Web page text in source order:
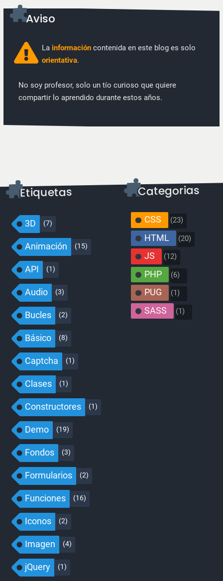
Aviso
La informacióncontenida en este blog es solo
orientativa.
No soy profesor, solo un tío curioso que quiere
compartir lo aprendido durante estos años.
3D (7)
Animación (15)
API (1)
Audio (3)
Bucles (2)
Básico (8)
Captcha (1)
Clases (1)
Constructores (1)
Demo (19)
Fondos (3)
Formularios (2)
Funciones (16)
Iconos (2)
Imagen (4)
jQuery (1)
CSS (23)
HTML (20)
JS (12)
PHP (6)
PUG (1)
SASS (1)